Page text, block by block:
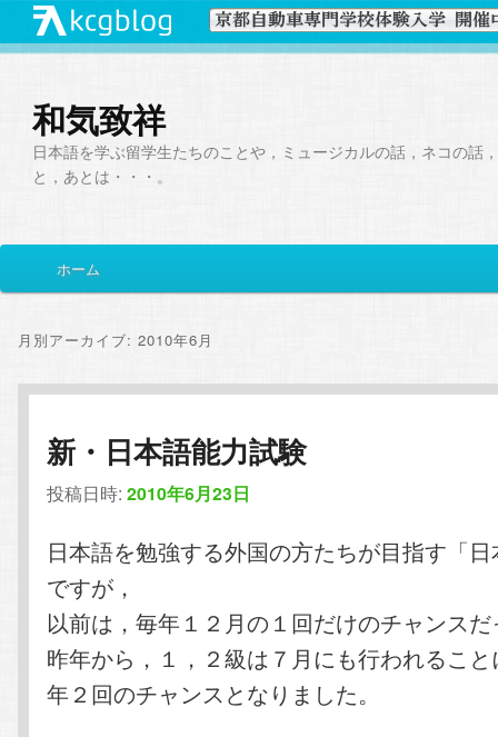
和気致祥
日本語を学ぶ留学生たちのことや，ミュージカルの話，ネコの話
と，あとは・・・。
イ
メ
ン
コ
ン
テ
ン
ツ
へ
サ
コ
ン
テ
ン
ツ
へ
移
ホーム
月別アーカイブ:2010年6月
新・日本語能力試験
投稿日時:2010年6月23日
日本語を勉強する外国の方たちが目指す「
ですが，
以前は，毎年１２月の１回だけのチャンス
昨年から，１，２級は７月にも行われるこ
年２回のチャンスとなりました。